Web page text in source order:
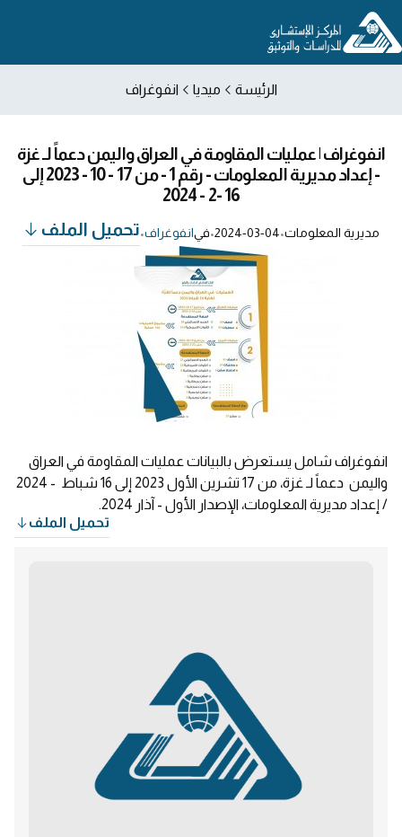
الرئيسة ميديا انفوغراف
انفوغراف | عمليات المقاومة في العراق واليمن دعماً لـ غزة
- إعداد مديرية المعلومات - رقم 1 - من 17 - 10 - 2023 إلى
16 -2 - 2024
مديرية المعلومات•
2024-03-04
•فيانفوغراف•تحميل الملف
انفوغراف شامل يستعرض بالبيانات عمليات المقاومة في العراق
واليمن دعماً لـ غزة، من 17 تشرين الأول 2023 إلى 16 شباط - 2024
/ إعداد مديرية المعلومات، الإصدار الأول - آذار 2024.
تحميل الملف